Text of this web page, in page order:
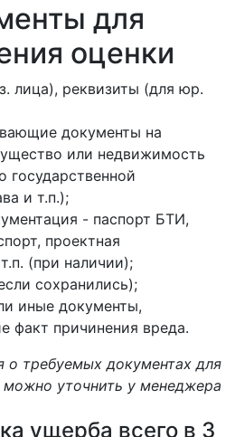
для
оценки
лица), реквизиты (для юр.
документы на
или недвижимость
государственной
и т.п.);
- паспорт БТИ,
проектная
(при наличии);
сохранились);
иные документы,
факт причинения вреда.
о требуемых документах для
можно уточнить у менеджера
ущерба всего в 3